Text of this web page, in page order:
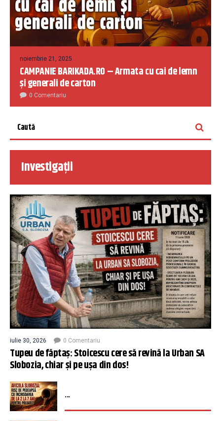
noiembrie 21, 2025
CAMPANIE BARIKADA.RO – Armata cu cai de lemn
și generali de carton
0 Comentariu
Investigații
iulie 30, 2026 0 Comentariu
Tupeu de făptaș: Stoicescu cere să revină la Urban SA
Slobozia, chiar și pe ușa din dos!
...